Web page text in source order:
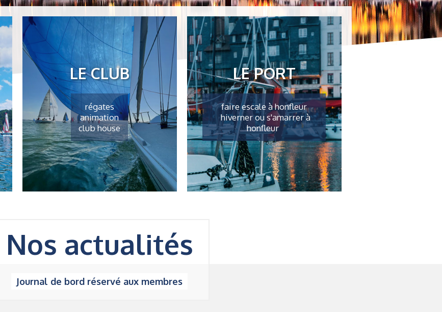
LE CLUB
régates
animation
club house
LE PORT
faire escale à honfleur
hiverner ou s'amarrer à
honfleur
Nos actualités
Journal de bord réservé aux membres